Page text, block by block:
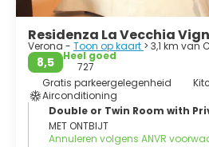
Residenza La Vecchia
Verona - Toon op kaart > 3,1 km van
8,5
Heel goed
727
Gratis parkeergelegenheid
Airconditioning
Double or Twin Room with
MET ONTBIJT
Annuleren volgens ANVR